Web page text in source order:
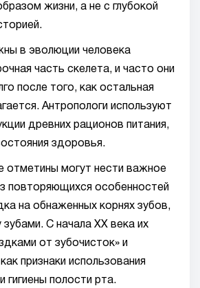
жизни, а не с глубокой
в эволюции человека
часть скелета, и часто они
после того, как остальная
Антропологи используют
древних рационов питания,
здоровья.
могут нести важное
повторяющихся особенностей
на обнаженных корнях зубов,
С начала XX века их
от зубочисток» и
признаки использования
гигиены полости рта.